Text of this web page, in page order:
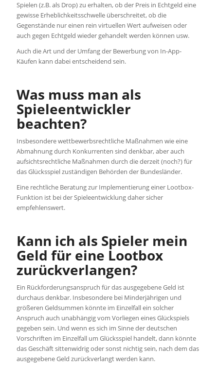
Spielen (z.B. als Drop) zu erhalten, ob der Preis in Echtgeld eine
gewisse Erheblichkeitsschwelle überschreitet, ob die
Gegenstände nur einen rein virtuellen Wert aufweisen oder
auch gegen Echtgeld wieder gehandelt werden können usw.
Auch die Art und der Umfang der Bewerbung von In-App-
Käufen kann dabei entscheidend sein.
Was muss man als
Spieleentwickler
beachten?
Insbesondere wettbewerbsrechtliche Maßnahmen wie eine
Abmahnung durch Konkurrenten sind denkbar, aber auch
aufsichtsrechtliche Maßnahmen durch die derzeit (noch?) für
das Glücksspiel zuständigen Behörden der Bundesländer.
Eine rechtliche Beratung zur Implementierung einer Lootbox-
Funktion ist bei der Spieleentwicklung daher sicher
empfehlenswert.
Kann ich als Spieler mein
Geld für eine Lootbox
zurückverlangen?
Ein Rückforderungsanspruch für das ausgegebene Geld ist
durchaus denkbar. Insbesondere bei Minderjährigen und
größeren Geldsummen könnte im Einzelfall ein solcher
Anspruch auch unabhängig vom Vorliegen eines Glückspiels
gegeben sein. Und wenn es sich im Sinne der deutschen
Vorschriften im Einzelfall um Glücksspiel handelt, dann könnte
das Geschäft sittenwidrig oder sonst nichtig sein, nach dem das
ausgegebene Geld zurückverlangt werden kann.